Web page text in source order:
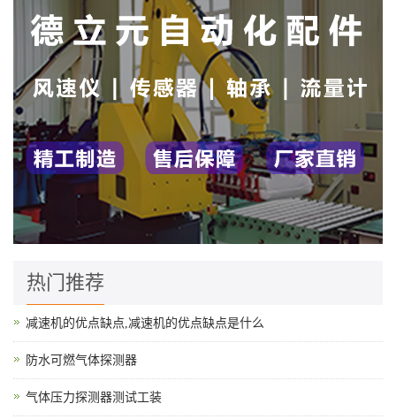
热门推荐
减速机的优点缺点,减速机的优点缺点是什么
防水可燃气体探测器
气体压力探测器测试工装